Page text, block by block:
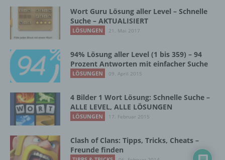
Wort Guru Lösung aller Level – Schnelle
Suche – AKTUALISIERT
LÖSUNGEN 21. Mai 2017
94% Lösung aller Level (1 bis 359) – 94
Prozent Antworten mit einfacher Suche
LÖSUNGEN 09. April 2015
4 Bilder 1 Wort Lösung: Schnelle Suche –
ALLE LEVEL, ALLE LÖSUNGEN
LÖSUNGEN 17. Februar 2015
Clash of Clans: Tipps, Tricks, Cheats –
Freunde finden
Auftragsverarbeiter ist eine natürliche oder
juristische Person, Behörde, Einrichtung
oder andere Stelle, die personenbezogene
Daten im Auftrag des Verantwortlichen
verarbeitet.
i) Empfänger
Empfänger ist eine natürliche oder juristische
Person, Behörde, Einrichtung oder andere
Stelle, der personenbezogene Daten
offengelegt werden, unabhängig davon, ob
es sich bei ihr um einen Dritten handelt oder
nicht. Behörden, die im Rahmen eines